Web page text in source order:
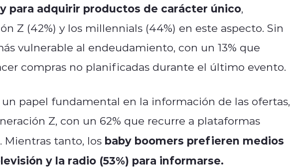
para adquirir productos de carácter único,
Z (42%) y los millennials (44%) en este aspecto. Sin
vulnerable al endeudamiento, con un 13% que
compras no planificadas durante el último evento.
un papel fundamental en la información de las ofertas,
Z, con un 62% que recurre a plataformas
Mientras tanto, los baby boomers prefieren medios
y la radio (53%) para informarse.